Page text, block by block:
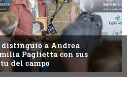
distinguió a Andrea
Paglietta con sus
del campo